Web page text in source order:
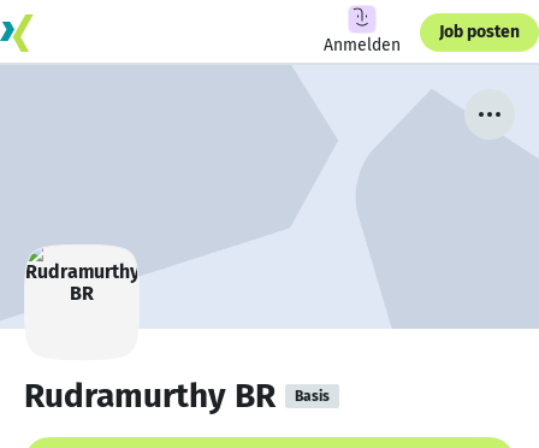
Anmelden
Job posten
Rudramurthy BR Basis